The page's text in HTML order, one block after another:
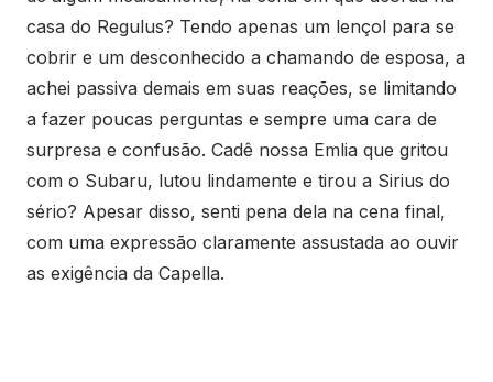
casa do Regulus? Tendo apenas um lençol para se
cobrir e um desconhecido a chamando de esposa, a
achei passiva demais em suas reações, se limitando
a fazer poucas perguntas e sempre uma cara de
surpresa e confusão. Cadê nossa Emlia que gritou
com o Subaru, lutou lindamente e tirou a Sirius do
sério? Apesar disso, senti pena dela na cena final,
com uma expressão claramente assustada ao ouvir
as exigência da Capella.